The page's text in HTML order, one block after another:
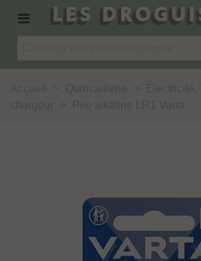
LES